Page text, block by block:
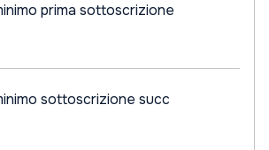
prima sottoscrizione
sottoscrizione succ